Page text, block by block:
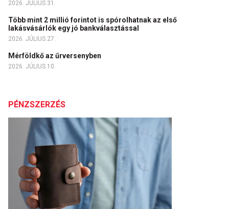
2026. JÚLIUS 31.
Több mint 2 millió forintot is spórolhatnak az első
lakásvásárlók egy jó bankválasztással
2026. JÚLIUS 27.
Mérföldkő az űrversenyben
2026. JÚLIUS 10.
PÉNZSZERZÉS